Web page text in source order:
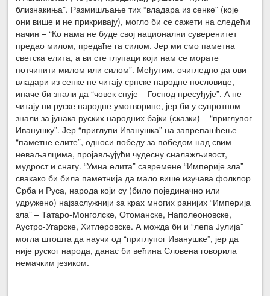
близнакиња”. Размишљање тих “владара из сенке” (које
они више и не прикривају), могло би се сажети на следећи
начин – “Ко нама не буде свој национални суверенитет
предао милом, предаће га силом. Јер ми смо паметна
светска елита, а ви сте глупаци који нам се морате
потчинити милом или силом”. Међутим, очигледно да ови
владари из сенке не читају српске народне пословице,
иначе би знали да “човек снује – Господ пресуђује”. А не
читају ни руске народне умотворине, јер би у супротном
знали за јунака руских народних бајки (сказки) – “приглупог
Иванушку”. Јер “приглупи Иванушка” на запрепашћење
“паметне елите”, односи победу за победом над свим
неваљалцима, пројављујући чудесну сналажљивост,
мудрост и снагу. “Умна елита” савремене “Империје зла”
свакако би била паметнија да мало више изучава фолклор
Срба и Руса, народа који су (било појединачно или
удружено) најзаслужнији за крах многих ранијих “Империја
зла” – Татаро-Монголске, Отоманске, Наполеоновске,
Аустро-Угарске, Хитлеровске. А можда би и “лепа Јулија”
могла штошта да научи од “приглупог Иванушке”, јер да
није руског народа, данас би већина Словена говорила
немачким језиком.